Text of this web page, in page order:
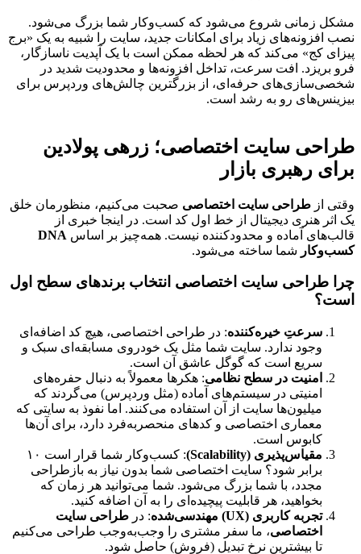
مشکل زمانی شروع می‌شود که کسب‌وکار شما بزرگ می‌شود.
نصب افزونه‌های زیاد برای امکانات جدید، سایت را شبیه به یک «برج
پیزای کج» می‌کند که هر لحظه ممکن است با یک آپدیت ناسازگار،
فرو بریزد. افت سرعت، تداخل افزونه‌ها و محدودیت شدید در
شخصی‌سازی‌های حرفه‌ای، از بزرگترین چالش‌های وردپرس برای
بیزینس‌های رو به رشد است.
طراحی سایت اختصاصی؛ زرهی پولادین
برای رهبری بازار
وقتی از طراحی سایت اختصاصی صحبت می‌کنیم، منظورمان خلق
یک اثر هنری دیجیتال از خط اول کد است. در اینجا خبری از
قالب‌های آماده و محدودکننده نیست. همه‌چیز بر اساس DNA
کسب‌وکار شما ساخته می‌شود.
چرا طراحی سایت اختصاصی انتخاب برندهای سطح اول
است؟
سرعتِ خیره‌کننده: در طراحی اختصاصی، هیچ کد اضافه‌ای
وجود ندارد. سایت شما مثل یک خودروی مسابقه‌ای سبک و
سریع است که گوگل عاشق آن است.
امنیت در سطح نظامی: هکرها معمولاً به دنبال حفره‌های
امنیتی در سیستم‌های آماده (مثل وردپرس) می‌گردند که
میلیون‌ها سایت از آن استفاده می‌کنند. اما نفوذ به سایتی که
معماری اختصاصی و کدهای منحصر‌به‌فرد دارد، برای آن‌ها
کابوس است.
مقیاس‌پذیری (Scalability)
: کسب‌وکار شما قرار است ۱۰
برابر شود؟ سایت اختصاصی شما بدون نیاز به بازطراحی
مجدد، با شما بزرگ می‌شود. شما می‌توانید هر زمان که
بخواهید، هر قابلیت پیچیده‌ای را به آن اضافه کنید.
تجربه کاربری (UX) مهندسی‌شده
: در طراحی سایت
اختصاصی، ما سفر مشتری را وجب‌به‌وجب طراحی می‌کنیم
تا بیشترین نرخ تبدیل (فروش) حاصل شود.